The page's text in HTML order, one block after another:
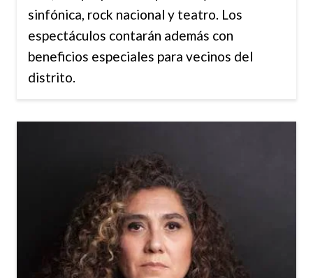
sinfónica, rock nacional y teatro. Los
espectáculos contarán además con
beneficios especiales para vecinos del
distrito.